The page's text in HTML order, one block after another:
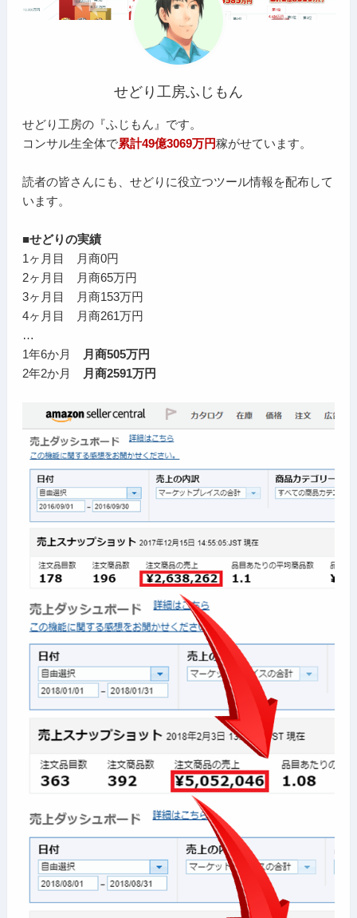
せどり工房ふじもん
せどり工房の『ふじもん』です。
コンサル生全体で累計49億3069万円稼がせています。
読者の皆さんにも、せどりに役立つツール情報を配布して
います。
■せどりの実績
1ヶ月目 月商0円
2ヶ月目 月商65万円
3ヶ月目 月商153万円
4ヶ月目 月商261万円
…
1年6か月
月商505万円
2年2か月
月商2591万円